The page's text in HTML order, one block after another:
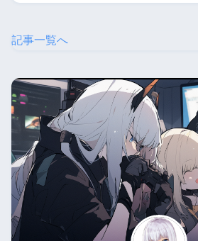
記事一覧へ